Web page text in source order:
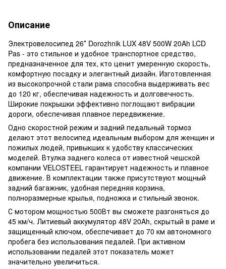
Описание
Электровелосипед 26″ Dorozhnik LUX 48V 500W 20Ah LCD
Pas - это стильное и удобное транспортное средство,
предназначенное для тех, кто ценит умеренную скорость,
комфортную посадку и элегантный дизайн. Изготовленная
из высокопрочной стали рама способна выдерживать вес
до 120 кг, обеспечивая надежность и долговечность.
Широкие покрышки эффективно поглощают вибрации
дороги, обеспечивая плавное передвижение.
Одно скоростной режим и задний педальный тормоз
делают этот велосипед идеальным выбором для женщин и
пожилых людей, привыкших к удобству классических
моделей. Втулка заднего колеса от известной чешской
компании VELOSTEEL гарантирует надежность и плавное
движение. В комплектации также присутствуют мощный
задний багажник, удобная передняя корзина,
полноразмерные крылья, подножка и стильный звонок.
С мотором мощностью 500Вт вы сможете разгоняться до
45 км/ч. Литиевый аккумулятор 48V 20Ah, скрытый в раме и
защищенный ключом, обеспечивает до 70 км автономного
пробега без использования педалей. При активном
использовании педалей этот показатель может
значительно увеличиться.